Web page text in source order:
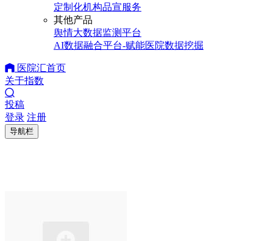
定制化机构品宣服务
其他产品
舆情大数据监测平台
AI数据融合平台-赋能医院数据挖掘
医院汇首页
关于指数
投稿
登录 注册
导航栏